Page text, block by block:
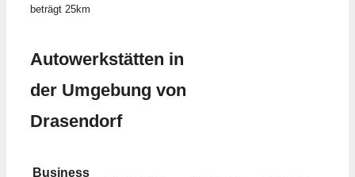
beträgt 25km
Autowerkstätten in
der Umgebung von
Drasendorf
Business